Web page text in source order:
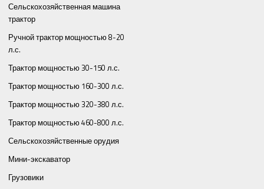
Сельскохозяйственная машина
трактор
Ручной трактор мощностью 8-20
л.с.
Трактор мощностью 30-150 л.с.
Трактор мощностью 160-300 л.с.
Трактор мощностью 320-380 л.с.
Трактор мощностью 460-800 л.с.
Сельскохозяйственные орудия
Мини-экскаватор
Грузовики